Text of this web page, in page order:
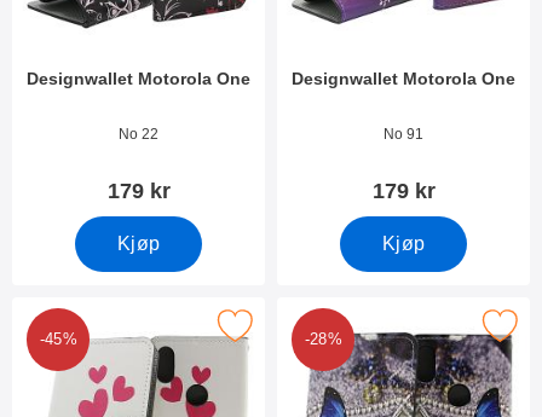
Designwallet Motorola One
Varenummer 29679
No 22
179 kr
Kjøp
Designwallet Motorola One
Varenummer 29675
No 91
179 kr
Kjøp
-45%
Merk designwallet Motorola One som favoritt
-28%
Merk designwallet